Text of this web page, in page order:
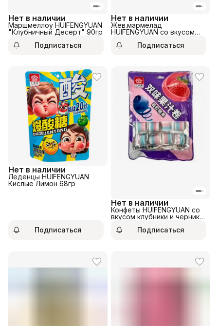
Нет в наличии
Маршмеллоу HUIFENGYUAN
"Клубничный Десерт" 90гр
Подписаться
Нет в наличии
Жев.мармелад
HUIFENGYUAN со вкусом
Подписаться
Нет в наличии
Леденцы HUIFENGYUAN
Кислые Лимон 68гр
Подписаться
Нет в наличии
Конфеты HUIFENGYUAN со
вкусом клубники и черники
Подписаться